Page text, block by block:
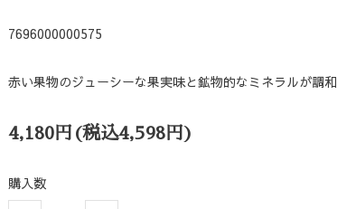
7696000000575
赤い果物のジューシーな果実味と鉱物的なミネラルが調和
4,180円(税込4,598円)
購入数